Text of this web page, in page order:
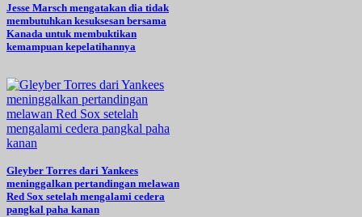
Jesse Marsch mengatakan dia tidak
membutuhkan kesuksesan bersama
Kanada untuk membuktikan
kemampuan kepelatihannya
Gleyber Torres dari Yankees
meninggalkan pertandingan melawan
Red Sox setelah mengalami cedera
pangkal paha kanan